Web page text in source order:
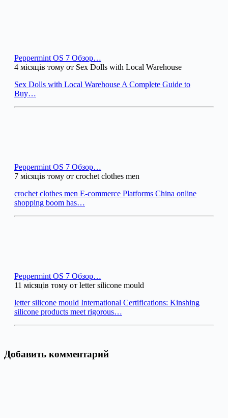
Peppermint OS 7 Обзор…
4 місяців тому от Sex Dolls with Local Warehouse
Sex Dolls with Local Warehouse A Complete Guide to
Buy…
Peppermint OS 7 Обзор…
7 місяців тому от crochet clothes men
crochet clothes men E-commerce Platforms China online
shopping boom has…
Peppermint OS 7 Обзор…
11 місяців тому от letter silicone mould
letter silicone mould International Certifications: Kinshing
silicone products meet rigorous…
Добавить комментарий